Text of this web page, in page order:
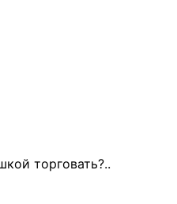
торговать?..